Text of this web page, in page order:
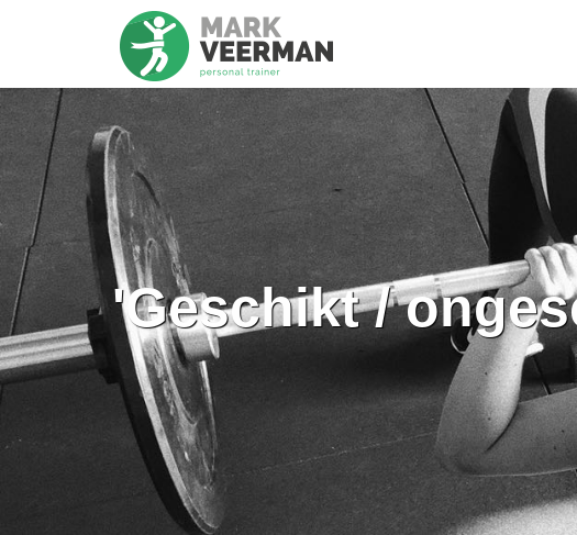
'Geschikt /